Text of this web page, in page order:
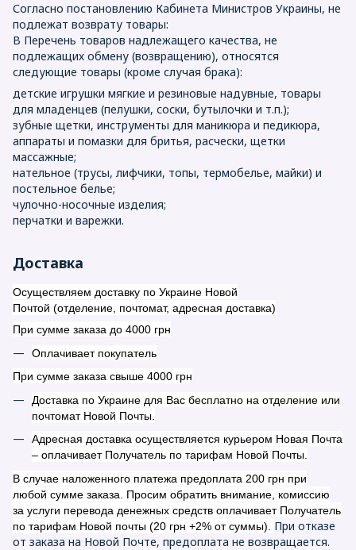
Согласно постановлению Кабинета Министров Украины, не
подлежат возврату товары:
В Перечень товаров надлежащего качества, не
подлежащих обмену (возвращению), относятся
следующие товары (кроме случая брака):
детские игрушки мягкие и резиновые надувные, товары
для младенцев (пелушки, соски, бутылочки и т.п.);
зубные щетки, инструменты для маникюра и педикюра,
аппараты и помазки для бритья, расчески, щетки
массажные;
нательное (трусы, лифчики, топы, термобелье, майки) и
постельное белье;
чулочно-носочные изделия;
перчатки и варежки.
Доставка
Осуществляем доставку по Украине Новой
Почтой (отделение, почтомат, адресная доставка)
При сумме заказа до 4000 грн
Оплачивает покупатель
При сумме заказа свыше 4000 грн
Доставка по Украине для Вас бесплатно на отделение или
почтомат Новой Почты.
Адресная доставка осуществляется курьером Новая Почта
– оплачивает Получатель по тарифам Новой Почты.
В случае наложенного платежа предоплата 200 грн при
любой сумме заказа. Просим обратить внимание, комиссию
за услуги перевода денежных средств оплачивает Получатель
по тарифам Новой почты (20 грн +2% от суммы). При отказе
от заказа на Новой Почте, предоплата не возвращается.